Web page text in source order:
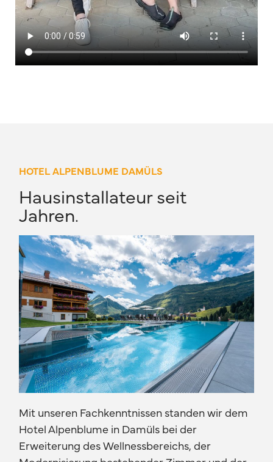
HOTEL ALPENBLUME DAMÜLS
Hausinstallateur seit
Jahren.
Mit unseren Fachkenntnissen standen wir dem
Hotel Alpenblume in Damüls bei der
Erweiterung des Wellnessbereichs, der